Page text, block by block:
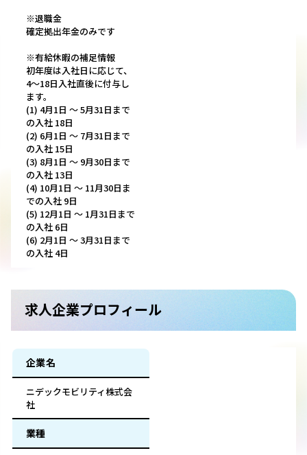
※退職金
確定拠出年金のみです
※有給休暇の補足情報
初年度は入社日に応じて、
4～18日入社直後に付与し
ます。
(1) 4月1日 〜 5月31日まで
の入社 18日
(2) 6月1日 〜 7月31日まで
の入社 15日
(3) 8月1日 〜 9月30日まで
の入社 13日
(4) 10月1日 〜 11月30日ま
での入社 9日
(5) 12月1日 〜 1月31日まで
の入社 6日
(6) 2月1日 〜 3月31日まで
の入社 4日
求人企業プロフィール
企業名
ニデックモビリティ株式会
社
業種